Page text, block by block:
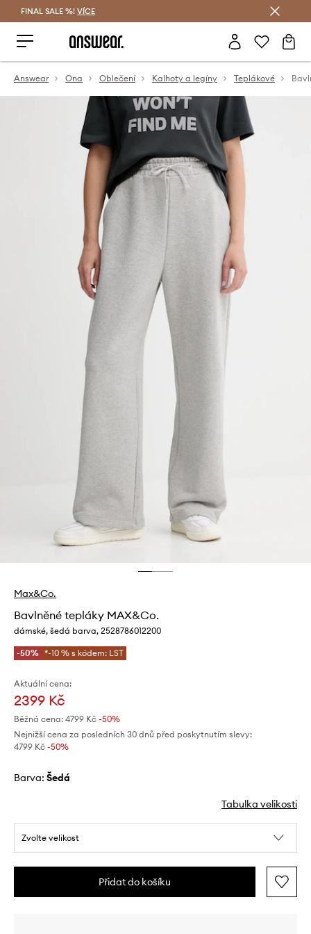
FINAL SALE %! VÍCE
Answear Ona Oblečení Kalhoty a legíny Teplákové
Max&Co.
Bavlněné tepláky MAX&Co.
dámské, šedá barva, 2528786012200
-50% *-10 % s kódem: LST
Aktuální cena:
2399 Kč
Běžná cena: 4799 Kč -50%
Nejnižší cena za posledních 30 dnů před poskytnutím slevy:
4799 Kč -50%
Barva: šedá
Tabulka velikosti
Zvolte velikost
Přidat do košíku